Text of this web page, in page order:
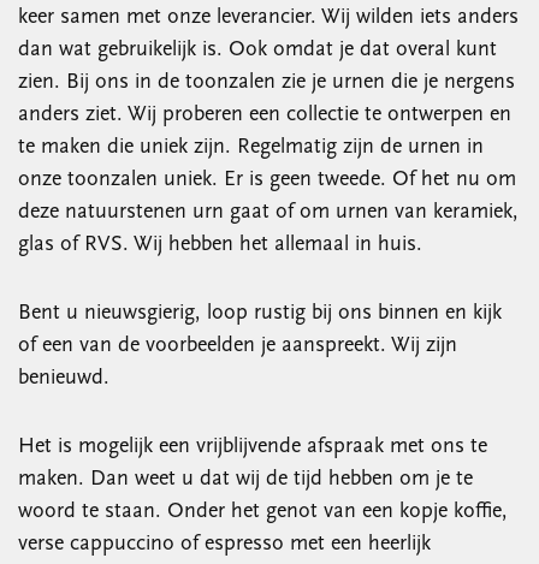
keer samen met onze leverancier. Wij wilden iets anders
dan wat gebruikelijk is. Ook omdat je dat overal kunt
zien. Bij ons in de toonzalen zie je urnen die je nergens
anders ziet. Wij proberen een collectie te ontwerpen en
te maken die uniek zijn. Regelmatig zijn de urnen in
onze toonzalen uniek. Er is geen tweede. Of het nu om
deze natuurstenen urn gaat of om urnen van keramiek,
glas of RVS. Wij hebben het allemaal in huis.
Bent u nieuwsgierig, loop rustig bij ons binnen en kijk
of een van de voorbeelden je aanspreekt. Wij zijn
benieuwd.
Het is mogelijk een vrijblijvende afspraak met ons te
maken. Dan weet u dat wij de tijd hebben om je te
woord te staan. Onder het genot van een kopje koffie,
verse cappuccino of espresso met een heerlijk